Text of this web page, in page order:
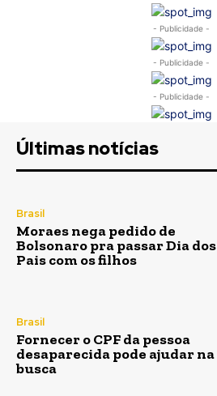
- Publicidade -
- Publicidade -
- Publicidade -
Últimas notícias
Brasil
Moraes nega pedido de
Bolsonaro pra passar Dia dos
Pais com os filhos
Brasil
Fornecer o CPF da pessoa
desaparecida pode ajudar na
busca